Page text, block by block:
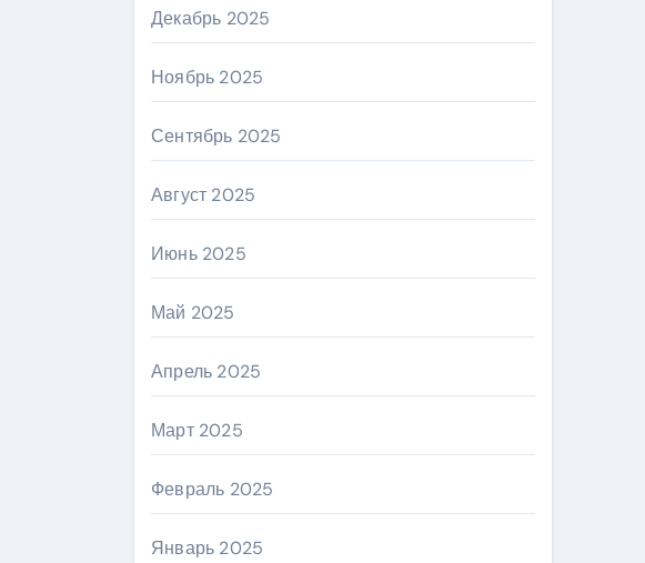
Декабрь 2025
Ноябрь 2025
Сентябрь 2025
Август 2025
Июнь 2025
Май 2025
Апрель 2025
Март 2025
Февраль 2025
Январь 2025